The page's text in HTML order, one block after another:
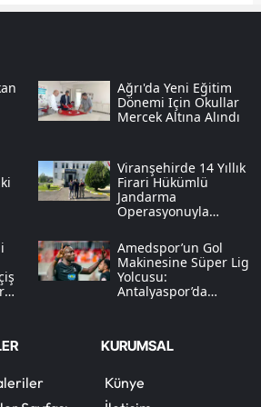
Sinop
Tekirdağ
Tokat
Trabzon
Tunceli
Van
Ağrı'da Yeni Eğitim
Dönemi Için Okullar
Mercek Altına Alındı
Viranşehirde 14 Yıllık
Firari Hükümlü
Jandarma
Operasyonuyla
Amedspor’un Gol
Makinesine Süper Lig
Yolcusu:
Antalyaspor’da
KURUMSAL
Künye